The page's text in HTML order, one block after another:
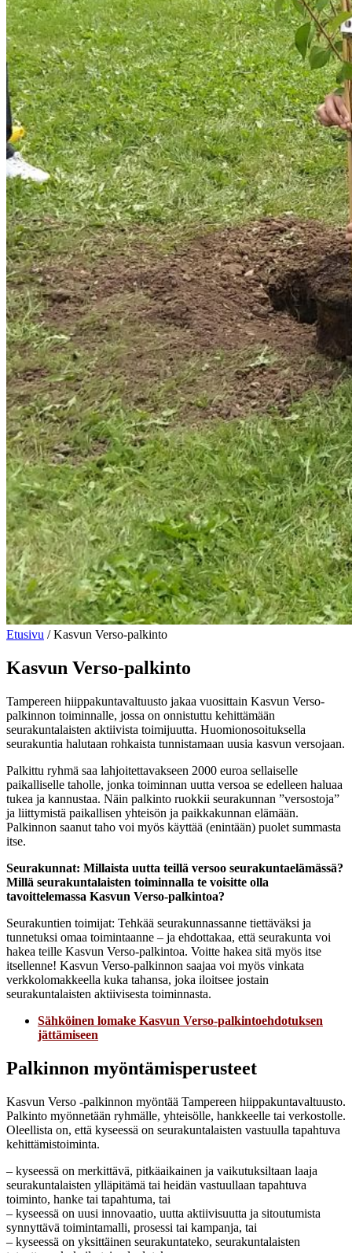
Etusivu / Kasvun Verso-palkinto
Kasvun Verso-palkinto
Tampereen hiippakuntavaltuusto jakaa vuosittain Kasvun Verso-
palkinnon toiminnalle, jossa on onnistuttu kehittämään
seurakuntalaisten aktiivista toimijuutta. Huomionosoituksella
seurakuntia halutaan rohkaista tunnistamaan uusia kasvun versojaan.
Palkittu ryhmä saa lahjoitettavakseen 2000 euroa sellaiselle
paikalliselle taholle, jonka toiminnan uutta versoa se edelleen haluaa
tukea ja kannustaa. Näin palkinto ruokkii seurakunnan ”versostoja”
ja liittymistä paikallisen yhteisön ja paikkakunnan elämään.
Palkinnon saanut taho voi myös käyttää (enintään) puolet summasta
itse.
Seurakunnat: Millaista uutta teillä versoo seurakuntaelämässä?
Millä seurakuntalaisten toiminnalla te voisitte olla
tavoittelemassa Kasvun Verso-palkintoa?
Seurakuntien toimijat: Tehkää seurakunnassanne tiettäväksi ja
tunnetuksi omaa toimintaanne – ja ehdottakaa, että seurakunta voi
hakea teille Kasvun Verso-palkintoa. Voitte hakea sitä myös itse
itsellenne! Kasvun Verso-palkinnon saajaa voi myös vinkata
verkkolomakkeella kuka tahansa, joka iloitsee jostain
seurakuntalaisten aktiivisesta toiminnasta.
Sähköinen lomake Kasvun Verso-palkintoehdotuksen
jättämiseen
Palkinnon myöntämisperusteet
Kasvun Verso -palkinnon myöntää Tampereen hiippakuntavaltuusto.
Palkinto myönnetään ryhmälle, yhteisölle, hankkeelle tai verkostolle.
Oleellista on, että kyseessä on seurakuntalaisten vastuulla tapahtuva
kehittämistoiminta.
– kyseessä on merkittävä, pitkäaikainen ja vaikutuksiltaan laaja
seurakuntalaisten ylläpitämä tai heidän vastuullaan tapahtuva
toiminto, hanke tai tapahtuma, tai
– kyseessä on uusi innovaatio, uutta aktiivisuutta ja sitoutumista
synnyttävä toimintamalli, prosessi tai kampanja, tai
– kyseessä on yksittäinen seurakuntateko, seurakuntalaisten